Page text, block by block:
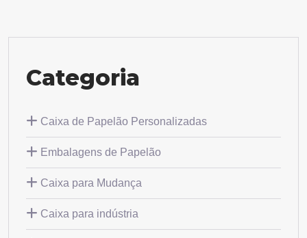
Categoria
Caixa de Papelão Personalizadas
Embalagens de Papelão
Caixa para Mudança
Caixa para indústria